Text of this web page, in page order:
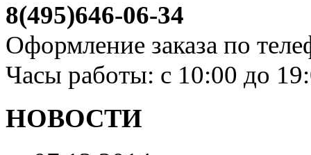
8(495)646-06-34
Оформление заказа по
Часы работы: с 10:00 до
НОВОСТИ